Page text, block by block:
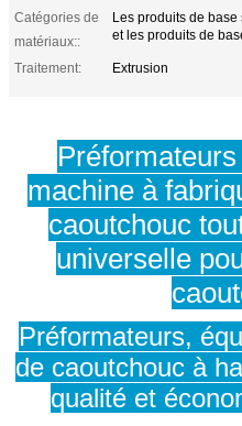
Catégories de
matériaux::
Les produits de
et les produits de
Traitement: Extrusion
machine à
caoutchouc
universelle
Préformateurs,
de caoutchouc à
qualité et